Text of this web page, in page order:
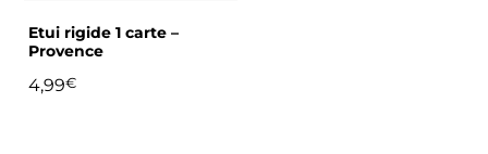
Etui rigide 1 carte –
Provence
4,99€
choisies
sur
la
page